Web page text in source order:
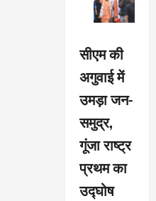
सीएम की
अगुवाई में
उमड़ा जन-
समुद्र,
गूंजा राष्ट्र
प्रथम का
उद्घोष